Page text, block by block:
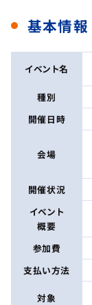
基本情報
イベント名
種別
開催日時
会場
開催状況
イベント
概要
参加費
支払い方法
対象